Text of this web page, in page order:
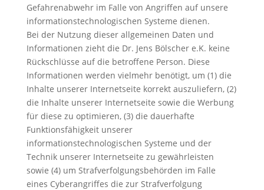
Gefahrenabwehr im Falle von Angriffen auf unsere
informationstechnologischen Systeme dienen.
Bei der Nutzung dieser allgemeinen Daten und
Informationen zieht die Dr. Jens Bölscher e.K. keine
Rückschlüsse auf die betroffene Person. Diese
Informationen werden vielmehr benötigt, um (1) die
Inhalte unserer Internetseite korrekt auszuliefern, (2)
die Inhalte unserer Internetseite sowie die Werbung
für diese zu optimieren, (3) die dauerhafte
Funktionsfähigkeit unserer
informationstechnologischen Systeme und der
Technik unserer Internetseite zu gewährleisten
sowie (4) um Strafverfolgungsbehörden im Falle
eines Cyberangriffes die zur Strafverfolgung